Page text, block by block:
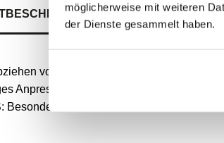
möglicherweise mit weiteren
der Dienste gesammelt haben.
ALLE
vom Lager in engen Zwischenräumen
Anpressen der Haken
Besonders schmale Haken